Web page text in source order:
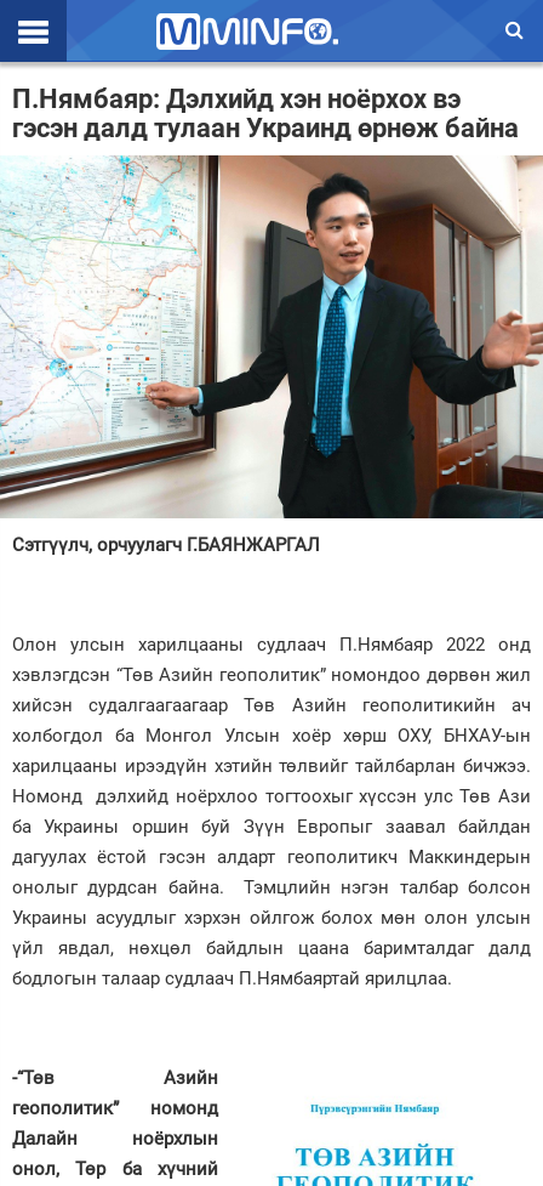
Эхлэл
Цаг агаар
Валют ханш
Улс төр
Эдийн засаг
Үзэл бодол
Спорт
Нийгэм
Дэлхий
Энтертайнмэнт
П.Нямбаяр: Дэлхийд хэн ноёрхох вэ
гэсэн далд тулаан Украинд өрнөж байна
Сэтгүүлч, орчуулагч Г.БАЯНЖАРГАЛ
Олон улсын харилцааны судлаач П.Нямбаяр 2022 онд
хэвлэгдсэн “Төв Азийн геополитик” номондоо дөрвөн жил
хийсэн судалгаагаагаар Төв Азийн геополитикийн ач
холбогдол ба Монгол Улсын хоёр хөрш ОХУ, БНХАУ-ын
харилцааны ирээдүйн хэтийн төлвийг тайлбарлан бичжээ.
Номонд дэлхийд ноёрхлоо тогтоохыг хүссэн улс Төв Ази
ба Украины оршин буй Зүүн Европыг заавал байлдан
дагуулах ёстой гэсэн алдарт геополитикч Маккиндерын
онолыг дурдсан байна. Тэмцлийн нэгэн талбар болсон
Украины асуудлыг хэрхэн ойлгож болох мөн олон улсын
үйл явдал, нөхцөл байдлын цаана баримталдаг далд
бодлогын талаар судлаач П.Нямбаяртай ярилцлаа.
-“Төв Азийн
геополитик” номонд
Далайн ноёрхлын
онол, Төр ба хүч­ний